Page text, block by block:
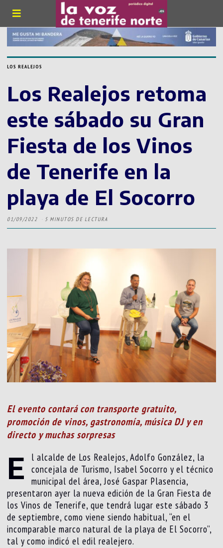
LOS REALEJOS
Los Realejos retoma
este sábado su Gran
Fiesta de los Vinos
de Tenerife en la
playa de El Socorro
01/09/2022 5 MINUTOS DE LECTURA
El evento contará con transporte gratuito,
promoción de vinos, gastronomía, música DJ y en
directo y muchas sorpresas
E
l alcalde de Los Realejos, Adolfo González, la
concejala de Turismo, Isabel Socorro y el técnico
municipal del área, José Gaspar Plasencia,
presentaron ayer la nueva edición de la Gran Fiesta de
los Vinos de Tenerife, que tendrá lugar este sábado 3
de septiembre, como viene siendo habitual, “en el
incomparable marco natural de la playa de El Socorro”,
tal y como indicó el edil realejero.